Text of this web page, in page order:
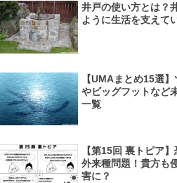
井戸の使い方とは？
ように生活を支えて
【UMAまとめ15選
やビッグフットなど
一覧
【第15回 裏トピア
外来種問題！貴方も
害に？